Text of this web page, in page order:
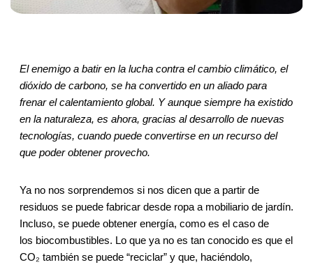
El enemigo a batir en la lucha contra el cambio climático, el
dióxido de carbono, se ha convertido en un aliado para
frenar el calentamiento global. Y aunque siempre ha existido
en la naturaleza, es ahora, gracias al desarrollo de nuevas
tecnologías, cuando puede convertirse en un recurso del
que poder obtener provecho.
Ya no nos sorprendemos si nos dicen que a partir de
residuos se puede fabricar desde ropa a mobiliario de jardín.
Incluso, se puede obtener energía, como es el caso de
los biocombustibles. Lo que ya no es tan conocido es que el
CO₂ también se puede “reciclar” y que, haciéndolo,